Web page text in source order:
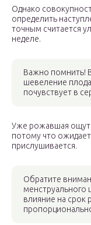
Однако
определить
точным считается
неделе.
Важно помнить!
шевеление
почувствует в
Уже рожавшая
потому что
прислушивается.
Обратите
менструального
влияние на срок